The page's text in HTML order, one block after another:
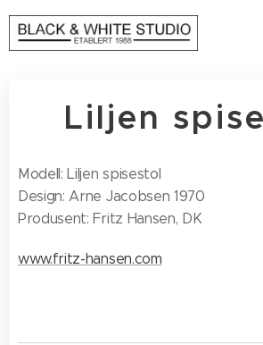
Liljen
Modell: Liljen spisestol
​Design: Arne Jacobsen 1970
Produsent: Fritz Hansen, DK
www.fritz-hansen.com